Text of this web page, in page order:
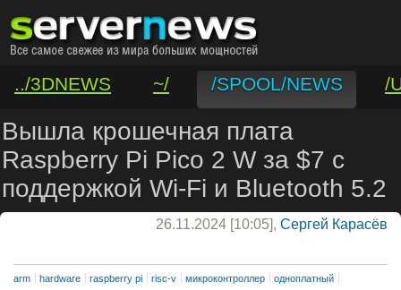
../3DNEWS ~/ /SPOOL/NEWS
/
/VAR/CONTACT
Вышла крошечная плата
Raspberry Pi Pico 2 W за $7 с
поддержкой Wi-Fi и Bluetooth 5.2
26.11.2024 [10:05], Сергей Карасёв
arm hardware raspberry pi risc-v микроконтроллер одноплатный